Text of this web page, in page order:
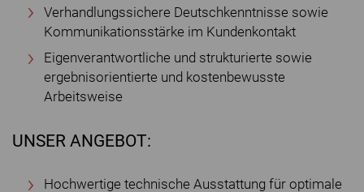
Verhandlungssichere Deutschkenntnisse sowie
Kommunikationsstärke im Kundenkontakt
Eigenverantwortliche und strukturierte sowie
ergebnisorientierte und kostenbewusste
Arbeitsweise
UNSER ANGEBOT:
Hochwertige technische Ausstattung für optimale